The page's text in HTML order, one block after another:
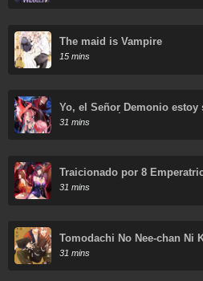
The maid is Vampire
15 mins
Yo, el Señor Demonio
de mis discípulas
31 mins
Traicionado por 8
Arrepentimiento que
31 mins
Tomodachi No Nee-chan Ni
31 mins